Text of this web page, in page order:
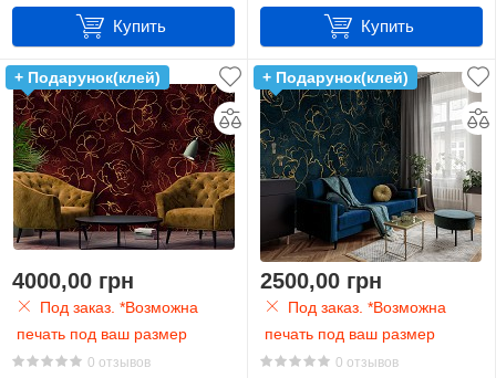
Consalnet
Материал
Флизелин
(Vlies)
32
Рисунок
Купить Купить
+ Подарунок(клей)
4000,00 грн
Под заказ. *Возможна
печать под ваш размер
0 отзывов
+ Подарунок(клей)
2500,00 грн
Под заказ. *Возможна
печать под ваш размер
0 отзывов